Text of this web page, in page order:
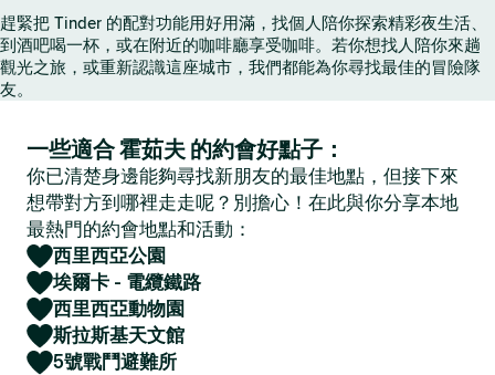
趕緊把 Tinder 的配對功能用好用滿，找個人陪你探索精彩夜生活、
到酒吧喝一杯，或在附近的咖啡廳享受咖啡。若你想找人陪你來趟
觀光之旅，或重新認識這座城市，我們都能為你尋找最佳的冒險隊
友。
一些適合 霍茹夫 的約會好點子：
你已清楚身邊能夠尋找新朋友的最佳地點，但接下來
想帶對方到哪裡走走呢？別擔心！在此與你分享本地
最熱門的約會地點和活動：
西里西亞公園
埃爾卡 - 電纜鐵路
西里西亞動物園
斯拉斯基天文館
5號戰鬥避難所